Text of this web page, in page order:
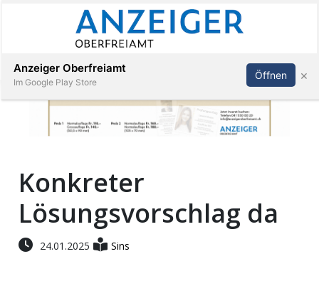
Veranstaltungen
Stellen
Abonnieren Anmelden
Konkreter
Lösungsvorschlag da
24.01.2025 Sins
Anzeiger Oberfreiamt
Im Google Play Store
Öffnen ×